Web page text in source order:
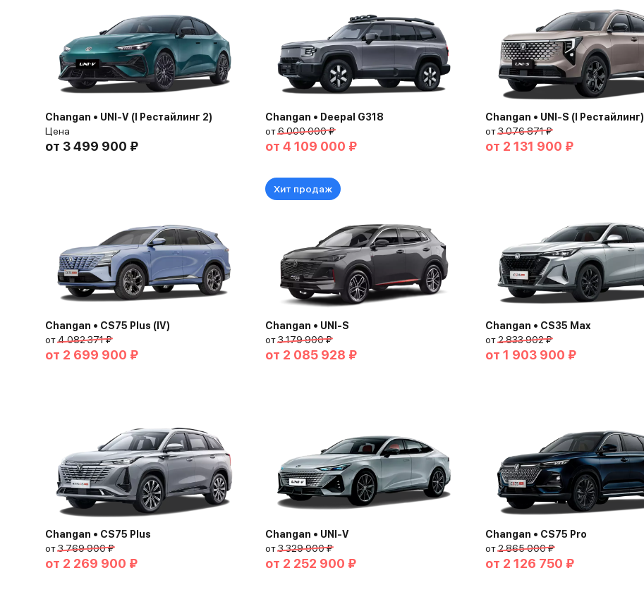
Changan • UNI-V (I Рестайлинг 2)
Цена
от 3 499 900 ₽
Changan • Deepal G318
от6 000 000 ₽
от 4 109 000 ₽
Changan • UNI-S (I Рестайлинг)
от3 076 871 ₽
от 2 131 900 ₽
Changan • CS75 Plus (IV)
от4 082 371 ₽
от 2 699 900 ₽
Хит продаж
Changan • UNI-S
от3 179 900 ₽
от 2 085 928 ₽
Changan • CS35 Max
от2 833 902 ₽
от 1 903 900 ₽
Changan • CS75 Plus
от3 769 900 ₽
от 2 269 900 ₽
Changan • UNI-V
от3 329 900 ₽
от 2 252 900 ₽
Changan • CS75 Pro
от2 865 000 ₽
от 2 126 750 ₽